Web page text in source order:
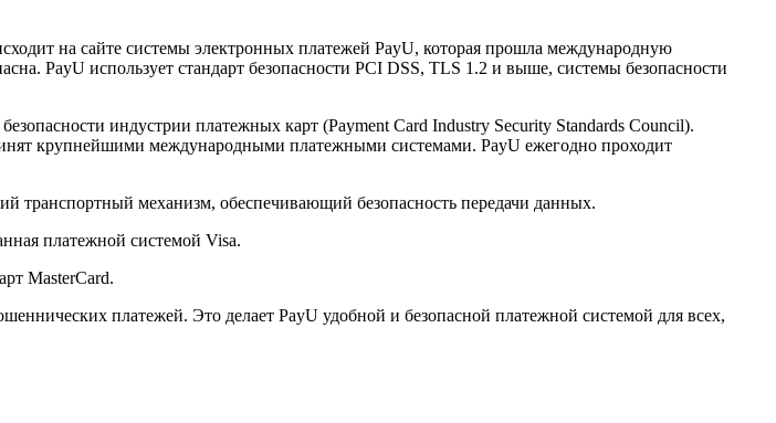
на сайте системы электронных платежей PayU, которая прошла международную
PayU использует стандарт безопасности PCI DSS, TLS 1.2 и выше, системы безопасности
индустрии платежных карт (Payment Card Industry Security Standards Council).
крупнейшими международными платежными системами. PayU ежегодно проходит
транспортный механизм, обеспечивающий безопасность передачи данных.
платежной системой Visa.
MasterCard.
платежей. Это делает PayU удобной и безопасной платежной системой для всех,